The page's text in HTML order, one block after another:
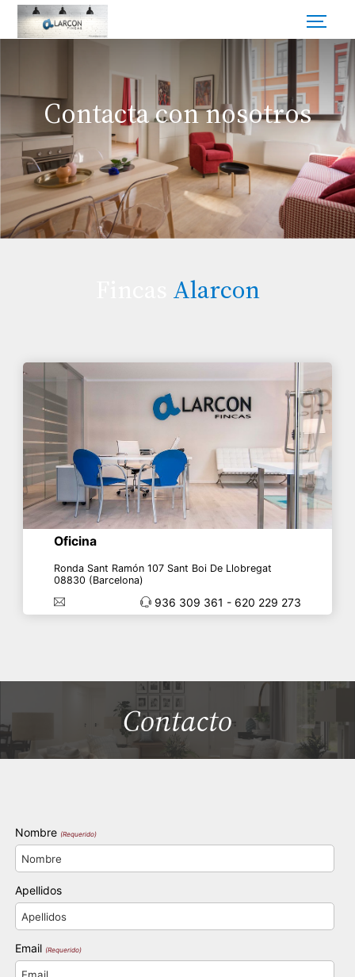
Contacta con nosotros
Alarcon
Oficina
Ronda Sant Ramón 107 Sant Boi De Llobregat
08830 (Barcelona)
936 309 361 - 620 229 273
Contacto
Nombre (Requerido)
Apellidos
Email (Requerido)